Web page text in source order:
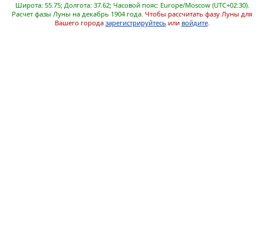
Широта: 55.75; Долгота: 37.62; Часовой пояс: Europe/Moscow (UTC+02:30).
Расчет фазы Луны на декабрь 1904 года. Чтобы рассчитать фазу Луны для
Вашего города зарегистрируйтесь или войдите.